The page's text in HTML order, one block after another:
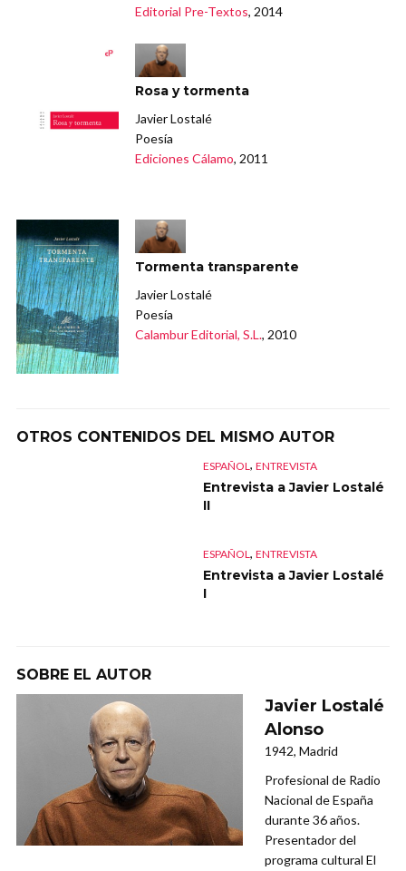
Editorial Pre-Textos, 2014
Rosa y tormenta
Javier Lostalé
Poesía
Ediciones Cálamo, 2011
Tormenta transparente
Javier Lostalé
Poesía
Calambur Editorial, S.L., 2010
OTROS CONTENIDOS DEL MISMO AUTOR
ESPAÑOL , ENTREVISTA
Entrevista a Javier Lostalé
II
ESPAÑOL, ENTREVISTA
Entrevista a Javier Lostalé
I
SOBRE EL AUTOR
Javier Lostalé
Alonso
1942, Madrid
Profesional de Radio
Nacional de España
durante 36 años.
Presentador del
programa cultural El